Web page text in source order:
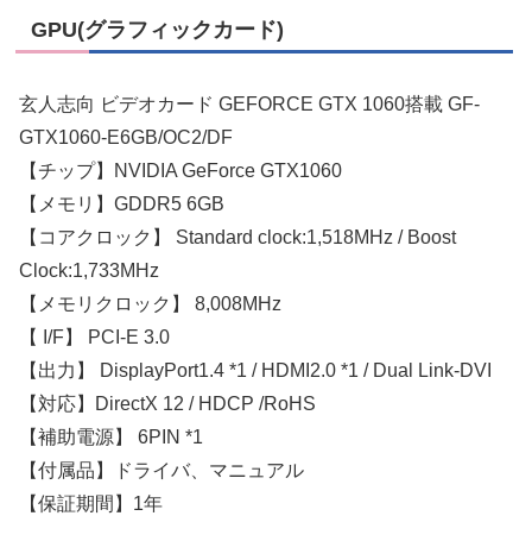
GPU(グラフィックカード)
玄人志向 ビデオカード GEFORCE GTX 1060搭載 GF-
GTX1060-E6GB/OC2/DF
【チップ】NVIDIA GeForce GTX1060
【メモリ】GDDR5 6GB
【コアクロック】 Standard clock:1,518MHz / Boost
Clock:1,733MHz
【メモリクロック】 8,008MHz
【 I/F】 PCI-E 3.0
【出力】 DisplayPort1.4 *1 / HDMI2.0 *1 / Dual Link-DVI
【対応】DirectX 12 / HDCP /RoHS
【補助電源】 6PIN *1
【付属品】ドライバ、マニュアル
【保証期間】1年